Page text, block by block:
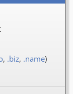
, .biz, .name)